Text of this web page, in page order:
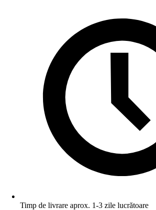
Timp de livrare aprox. 1-3 zile lucrătoare